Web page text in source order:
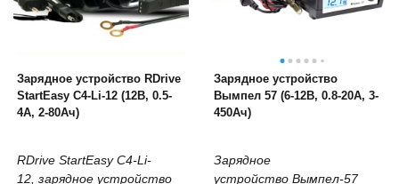
Зарядное устройство RDrive
StartEasy C4-Li-12 (12В, 0.5-
4А, 2-80Ач)
RDrive StartEasy C4-Li-
12, зарядное устройство
Зарядное устройство
Вымпел 57 (6-12В, 0.8-20А, 3-
450Ач)
Зарядное
устройство Вымпел-57